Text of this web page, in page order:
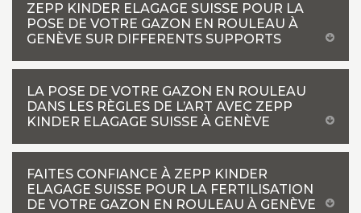
ZEPP KINDER ELAGAGE SUISSE POUR LA
POSE DE VOTRE GAZON EN ROULEAU À
GENÈVE SUR DIFFERENTS SUPPORTS
LA POSE DE VOTRE GAZON EN ROULEAU
DANS LES RÈGLES DE L’ART AVEC ZEPP
KINDER ELAGAGE SUISSE À GENÈVE
FAITES CONFIANCE À ZEPP KINDER
ELAGAGE SUISSE POUR LA FERTILISATION
DE VOTRE GAZON EN ROULEAU À GENÈVE